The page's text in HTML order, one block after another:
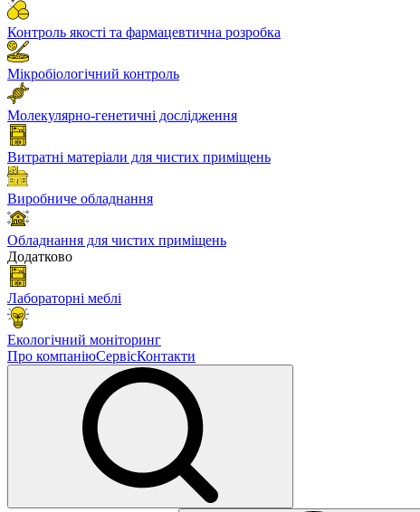
Контроль якості та фармацевтична розробка
Мікробіологічний контроль
Молекулярно-генетичні дослідження
Витратні матеріали для чистих приміщень
Виробниче обладнання
Обладнання для чистих приміщень
Додатково
Лабораторні меблі
Екологічний моніторинг
Про компаніюСервісКонтакти